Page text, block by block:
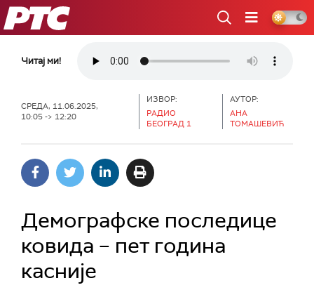
РТС
Читај ми!
СРЕДА, 11.06.2025,
10:05 -> 12:20
ИЗВОР:
РАДИО
БЕОГРАД 1
АУТОР:
АНА
ТОМАШЕВИЋ
Демографске последице
ковида – пет година
касније